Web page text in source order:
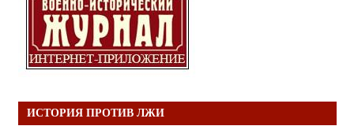
ИСТОРИЯ ПРОТИВ ЛЖИ